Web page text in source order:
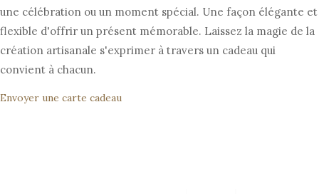
une célébration ou un moment spécial. Une façon élégante et
flexible d'offrir un présent mémorable. Laissez la magie de la
création artisanale s'exprimer à travers un cadeau qui
convient à chacun.
Envoyer une carte cadeau